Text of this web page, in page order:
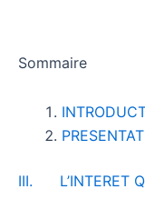
Sommaire
III. L’INTERET